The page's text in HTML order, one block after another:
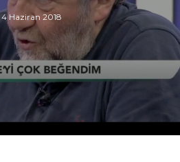
4 Haziran 2018